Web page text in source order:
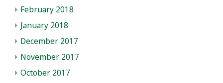
February 2018
January 2018
December 2017
November 2017
October 2017